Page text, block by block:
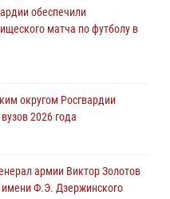
по Республике Калмыкия
медикам и девушке с
обеспечили
матча по футболу в
округом Росгвардии
2026 года
армии Виктор Золотов
имени Ф.Э. Дзержинского